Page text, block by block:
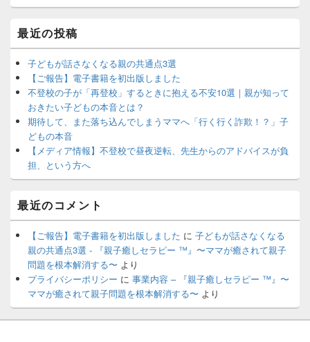
最近の投稿
子どもが話さなくなる親の共通点3選
【ご報告】電子書籍を初出版しました
不登校の子が「再登校」するときに抱える不安10選｜親が知って
おきたい子どもの本音とは？
期待して、また落ち込んでしまうママへ「行く行く詐欺！？」子
どもの本音
【メディア情報】不登校で昼夜逆転、先生からのアドバイスが負
担、という方へ
最近のコメント
【ご報告】電子書籍を初出版しました に 子どもが話さなくなる
親の共通点3選 - 『親子癒しセラピー ™️』〜ママが癒されて親子
問題を根本解消する〜 より
プライバシーポリシー に 事業内容 – 『親子癒しセラピー ™️』〜
ママが癒されて親子問題を根本解消する〜 より